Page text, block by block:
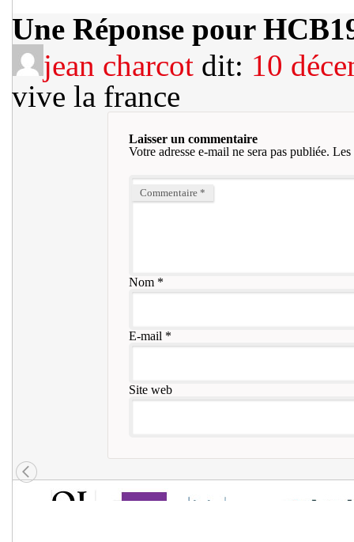
Une Réponse pour
jean charcot dit: 10
vive la france
Laisser un commentaire
Votre adresse e-mail ne sera pas publiée. Les
Commentaire *
Nom*
E-mail *
Site web